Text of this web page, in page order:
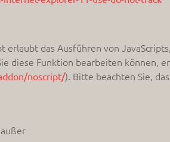
das Ausführen von
diese Funktion bearbeiten können,
noscript/). Bitte beachten Sie,